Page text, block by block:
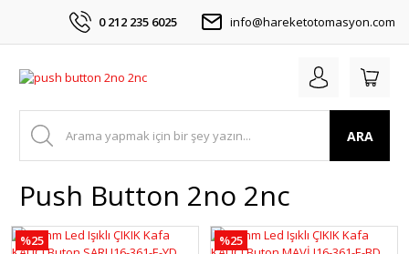
0 212 235 6025 info@hareketotomasyon.com
ARA
Push Button 2no 2nc
%25 %25